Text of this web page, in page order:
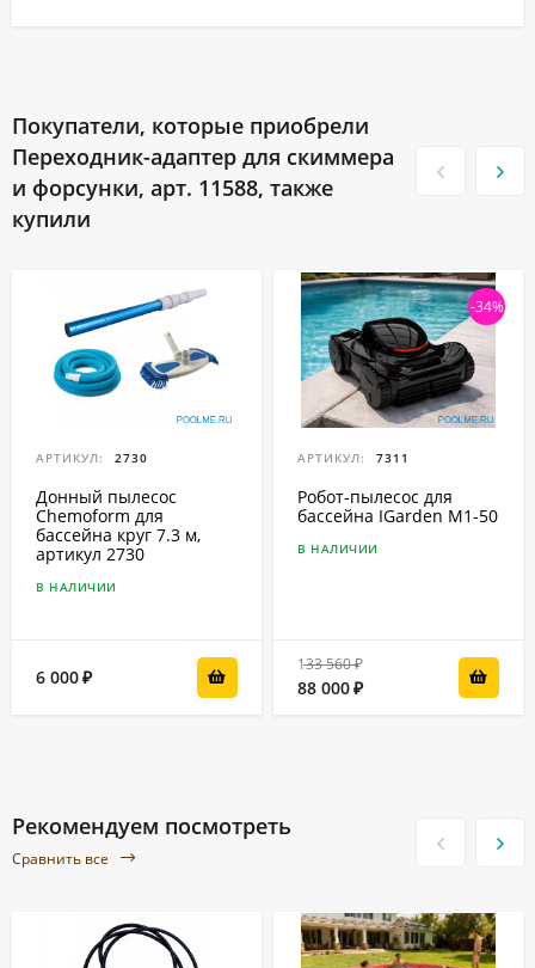
Покупатели, которые приобрели
Переходник-адаптер для скиммера
и форсунки, арт. 11588, также
купили
АРТИКУЛ: 2730
Донный пылесос
Chemoform для
бассейна круг 7.3 м,
артикул 2730
В НАЛИЧИИ
6 000₽
-34%
АРТИКУЛ: 7311
Робот-пылесоc для
бассейна IGarden M1-50
В НАЛИЧИИ
133 560 ₽
88 000₽
Рекомендуем посмотреть
Сравнить все